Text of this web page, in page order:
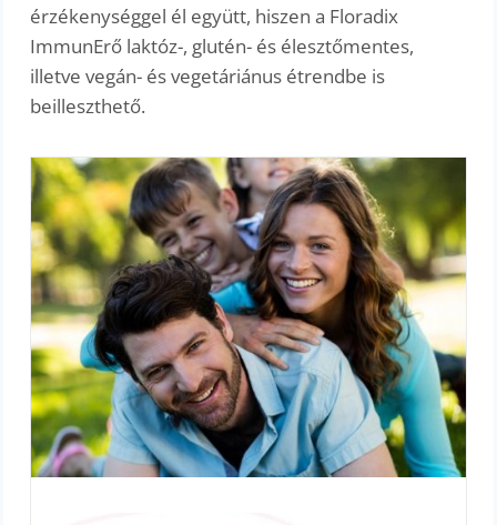
érzékenységgel él együtt, hiszen a Floradix
ImmunErő laktóz-, glutén- és élesztőmentes,
illetve vegán- és vegetáriánus étrendbe is
beilleszthető.